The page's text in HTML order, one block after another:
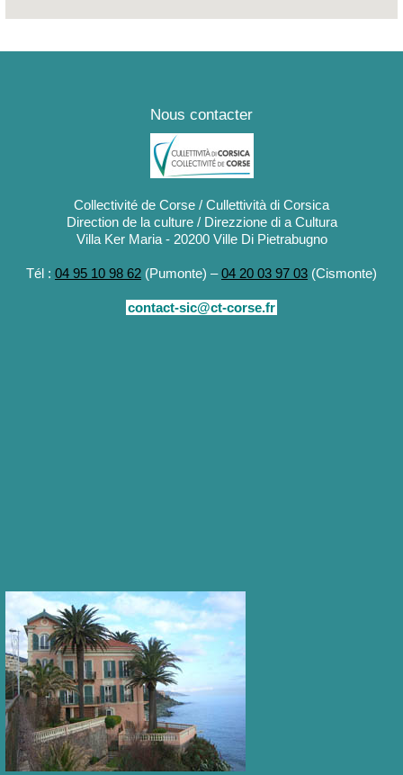
Nous contacter
Collectivité de Corse / Cullettività di Corsica
Direction de la culture / Direzzione di a Cultura
Villa Ker Maria - 20200 Ville Di Pietrabugno
Tél : 04 95 10 98 62 (Pumonte) –04 20 03 97 03 (Cismonte)
contact-sic@ct-corse.fr